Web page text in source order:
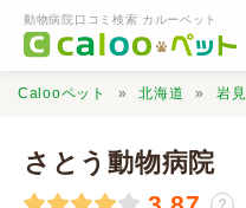
動物病院口コミ検索 カルーペット
Calooペット 北海道 岩
さとう動物病院
？